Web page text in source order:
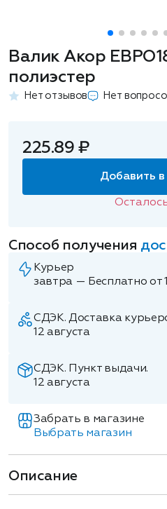
Валик Акор
полиэстер
Нет отзывов Нет
225.89 ₽
Добавить в
Способ получения
Курьер
завтра — Бесплатно от
СДЭК. Доставка
12 августа
СДЭК. Пункт выдачи.
12 августа
Забрать в магазине
Выбрать магазин
Описание